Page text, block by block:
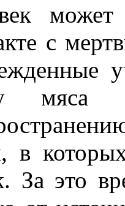
может
с
мяса
в
За это